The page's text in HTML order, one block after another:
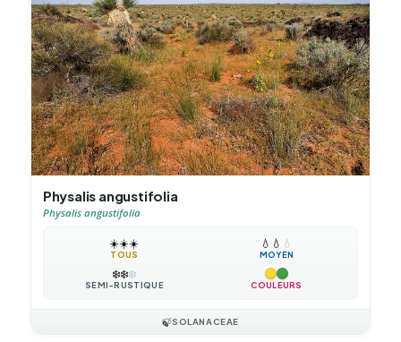
Physalis angustifolia
Physalis angustifolia
☀️☀️☀️
TOUS
💧 💧 💧
MOYEN
❄️❄️❄️
SEMI-RUSTIQUE COULEURS
🍃SOLANACEAE